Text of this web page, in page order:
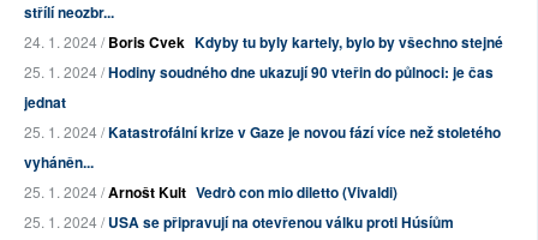
střílí neozbr...
24. 1. 2024 /Boris Cvek Kdyby tu byly kartely, bylo by všechno stejné
25. 1. 2024 /Hodiny soudného dne ukazují 90 vteřin do půlnoci: je čas
jednat
25. 1. 2024 /Katastrofální krize v Gaze je novou fází více než stoletého
vyháněn...
25. 1. 2024 /Arnošt Kult Vedrò con mio diletto (Vivaldi)
25. 1. 2024 /USA se připravují na otevřenou válku proti Húsíům